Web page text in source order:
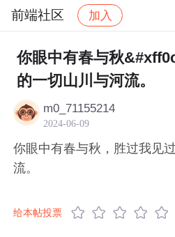
前端社区 加入
社区 前端社区 感慨
你眼中有春与秋
的一切山川与河流。
m0_71155214
2024-06-09
你眼中有春与秋，胜过我见
流。
给本帖投票